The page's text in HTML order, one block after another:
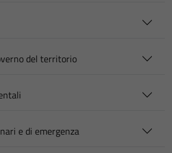
del territorio
e di emergenza